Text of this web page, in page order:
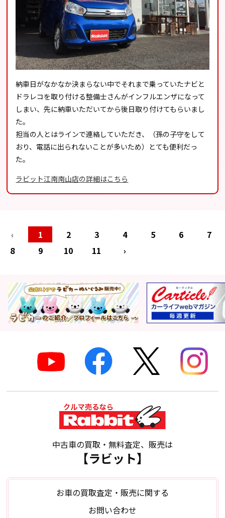
納車日がなかなか決まらない中でそれまで乗っていたナビと
ドラレコを取り付ける整備士さんがインフルエンザになって
しまい、先に納車いただいてから後日取り付けてもらいまし
た。
担当の人とはラインで連絡していただき、（孫の子守をして
おり、電話に出られないことが多いため）とても便利だっ
た。
ラビット江南南山店の詳細はこちら
‹ 1 2 3 4 5 6
7
8
9 10 11 ›
中古車の買取・無料査定、販売は
【ラビット】
お車の買取査定・販売に関する
お問い合わせ